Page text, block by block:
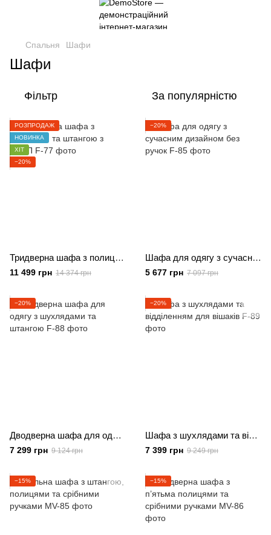
Спальня Шафи
Шафи
Фільтр За популярністю
РОЗПРОДАЖ
НОВИНКА
ХІТ
−20%
Тридверна шафа з полицями та штангою з ЛДСП
11 499 грн 14 374 грн
−20%
Шафа для одягу з сучасним дизайном без ручок
5 677 грн 7 097 грн
−20%
Дводверна шафа для одягу з шухлядами та штангою
7 299 грн 9 124 грн
−20%
Шафа з шухлядами та відділенням для вішаків
7 399 грн 9 249 грн
−15% −15%